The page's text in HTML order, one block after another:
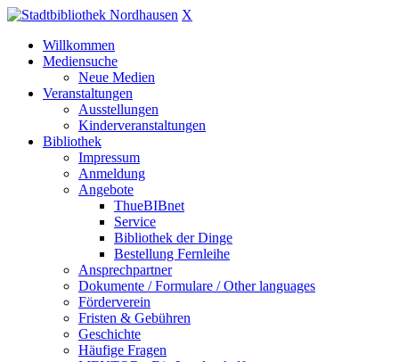
X
Willkommen
Mediensuche
Neue Medien
Veranstaltungen
Ausstellungen
Kinderveranstaltungen
Bibliothek
Impressum
Anmeldung
Angebote
ThueBIBnet
Service
Bibliothek der Dinge
Bestellung Fernleihe
Ansprechpartner
Dokumente / Formulare / Other languages
Förderverein
Fristen & Gebühren
Geschichte
Häufige Fragen